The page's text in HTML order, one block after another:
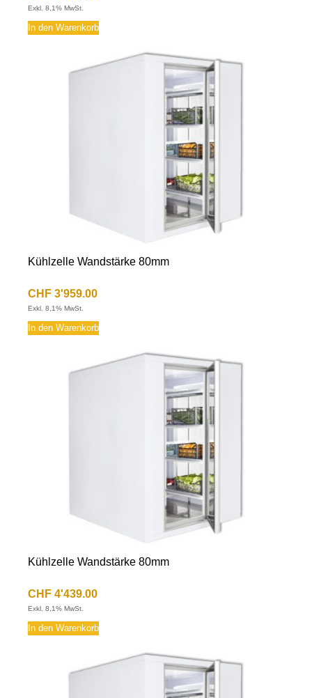
Exkl. 8,1% MwSt.
In den Warenkorb
Kühlzelle Wandstärke 80mm
CHF 3'959.00
Exkl. 8,1% MwSt.
In den Warenkorb
Kühlzelle Wandstärke 80mm
CHF 4'439.00
Exkl. 8,1% MwSt.
In den Warenkorb